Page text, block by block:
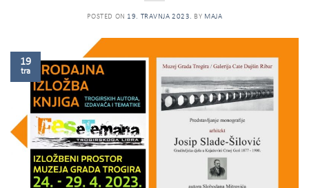
POSTED ON 19. TRAVNJA 2023. BY MAJA
19
tra